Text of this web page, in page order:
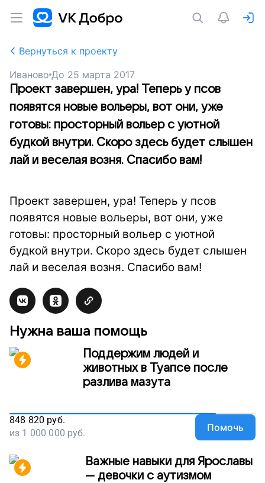
Вернуться к проекту
Иваново До 25 марта 2017
Проект завершен, ура! Теперь у псов
появятся новые вольеры, вот они, уже
готовы: просторный вольер с уютной
будкой внутри. Скоро здесь будет слышен
лай и веселая возня. Спасибо вам!
Проект завершен, ура! Теперь у псов
появятся новые вольеры, вот они, уже
готовы: просторный вольер с уютной
будкой внутри. Скоро здесь будет слышен
лай и веселая возня. Спасибо вам!
Нужна ваша помощь
Поддержим людей и
животных в Туапсе после
разлива мазута
848 820 руб.
из 1 000 000 руб. Помочь
Важные навыки для Ярославы
— девочки с аутизмом